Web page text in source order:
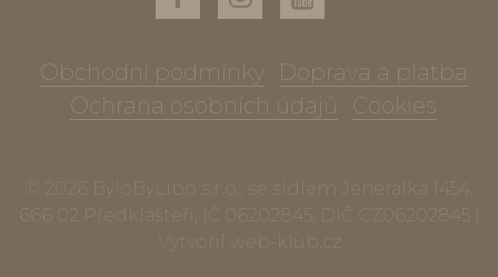
Obchodní podmínky
Doprava a platba
Ochrana osobních údajů
Cookies
© 2026 ByloByLibo s.r.o., se sídlem Jenerálka 1454,
666 02 Předklášteří, IČ 06202845, DIČ CZ06202845 |
Vytvořil